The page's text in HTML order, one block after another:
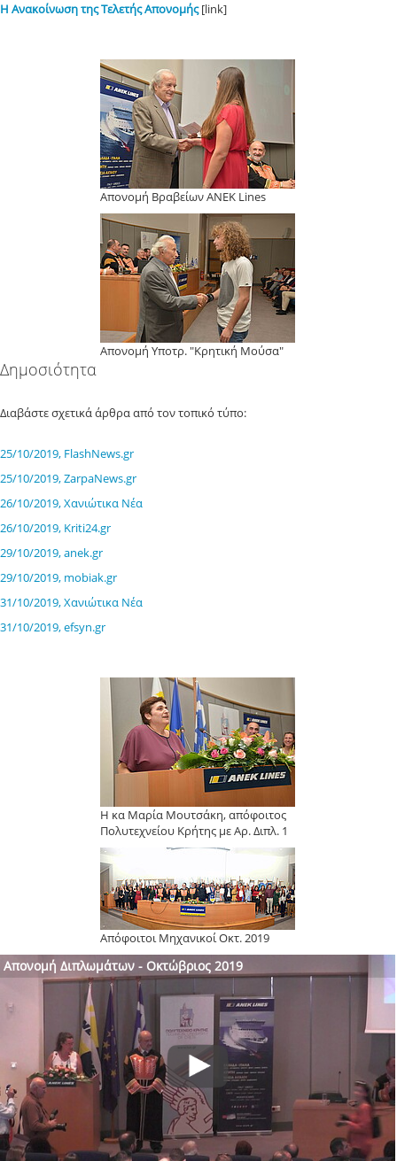
Η Ανακοίνωση της Τελετής Απονομής[link]
Απονομή Βραβείων ANEK Lines
Απονομή Υποτρ. "Κρητική Μούσα"
Δημοσιότητα
Διαβάστε σχετικά άρθρα από τον τοπικό τύπο:
25/10/2019, FlashNews.gr
25/10/2019, ZarpaNews.gr
26/10/2019, Χανιώτικα Νέα
26/10/2019, Kriti24.gr
29/10/2019, anek.gr
29/10/2019, mobiak.gr
31/10/2019, Χανιώτικα Νέα
31/10/2019, efsyn.gr
Η κα Μαρία Μουτσάκη, απόφοιτος
Πολυτεχνείου Κρήτης με Αρ. Διπλ. 1
Απόφοιτοι Μηχανικοί Οκτ. 2019
Απονομή Διπλωμάτων - Οκτώβριος 2019